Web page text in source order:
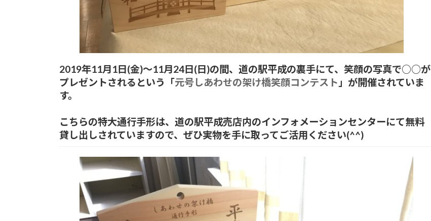
2019年11月1日(金)～11月24日(日)の間、道の駅平成の裏手にて、笑顔の写真で○○が
プレゼントされるという「元号しあわせの架け橋笑顔コンテスト 」が開催されていま
す。
こちらの特大通行手形は、道の駅平成売店内のインフォメーションセンターにて無料
貸し出しされていますので、ぜひ実物を手に取ってご活用ください(^^)